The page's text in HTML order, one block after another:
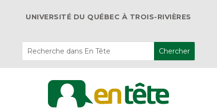
UNIVERSITÉ DU QUÉBEC À TROIS-RIVIÈRES